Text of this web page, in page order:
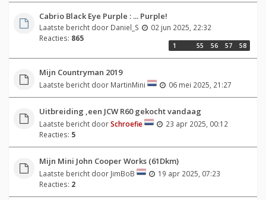
Cabrio Black Eye Purple : ... Purple!
Laatste bericht door Daniel_S
02 jun 2025, 22:32
Reacties: 865
1 55 56 57 58
Mijn Countryman 2019
Laatste bericht door MartinMini 06 mei 2025, 21:27
Uitbreiding ,een JCW R60 gekocht vandaag
Laatste bericht doorSchroefie
23 apr 2025, 00:12
Reacties: 5
Mijn Mini John Cooper Works (61Dkm)
Laatste bericht door JimBoB
19 apr 2025, 07:23
Reacties: 2